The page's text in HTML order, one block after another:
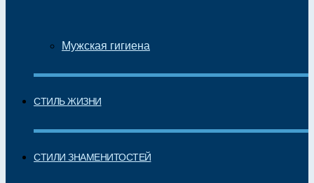
Мужская гигиена
СТИЛЬ ЖИЗНИ
СТИЛИ ЗНАМЕНИТОСТЕЙ